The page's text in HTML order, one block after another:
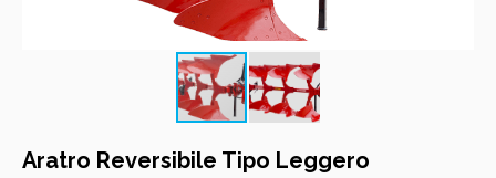
Aratro Reversibile Tipo Leggero